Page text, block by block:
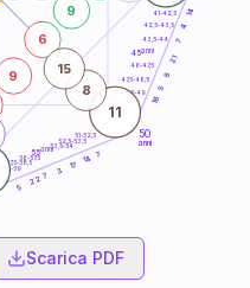
50
anni
41-42,5
42,5-43,5
43,5-44
46-47,5
47,5-48,5
48,5-49
51-52,5
52,5-53,5
53,5-54
56-57,5
57,5-58,5
58,5-59
14
4
7
21
8
5
16
7
14
17
3
7
22
5
11
9
6
9
8
15
45anni
55anni
Scarica PDF